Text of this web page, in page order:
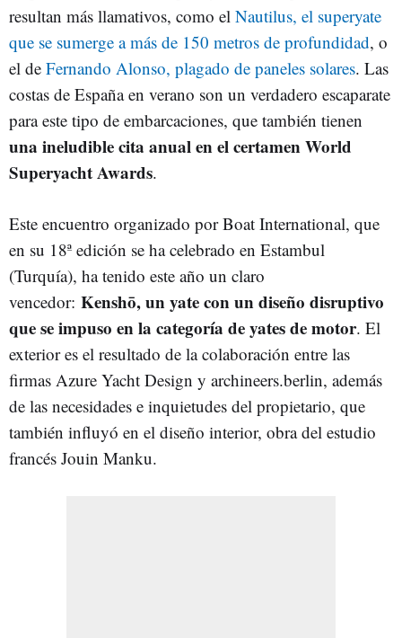
resultan más llamativos, como el Nautilus, el superyate
que se sumerge a más de 150 metros de profundidad, o
el de Fernando Alonso, plagado de paneles solares. Las
costas de España en verano son un verdadero escaparate
para este tipo de embarcaciones, que también tienen
una ineludible cita anual en el certamen World
Superyacht Awards.
Este encuentro organizado por Boat International, que
en su 18ª edición se ha celebrado en Estambul
(Turquía), ha tenido este año un claro
vencedor: Kenshō, un yate con un diseño disruptivo
que se impuso en la categoría de yates de motor. El
exterior es el resultado de la colaboración entre las
firmas Azure Yacht Design y archineers.berlin, además
de las necesidades e inquietudes del propietario, que
también influyó en el diseño interior, obra del estudio
francés Jouin Manku.